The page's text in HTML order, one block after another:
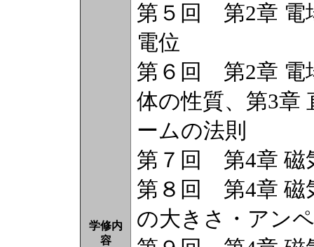
学修内
容
第５回 第2章 電
電位
第６回 第2章 電
体の性質、第3
ームの法則
第７回 第4章 磁
第８回 第4章 磁
の大きさ・アン